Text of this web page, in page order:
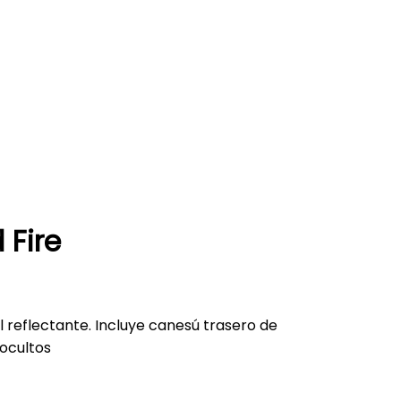
reflectante. Incluye canesú trasero de